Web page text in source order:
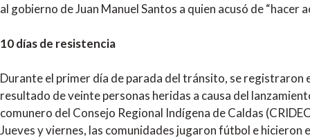
al gobierno de Juan Manuel Santos a quien acusó de “hacer
10 días de resistencia
Durante el primer día de parada del tránsito, se registraron
resultado de veinte personas heridas a causa del
comunero del Consejo Regional Indígena de Caldas
Jueves y viernes, las comunidades jugaron fútbol e